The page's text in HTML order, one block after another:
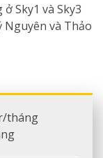
Sky1 và Sky3
và Thảo
tháng